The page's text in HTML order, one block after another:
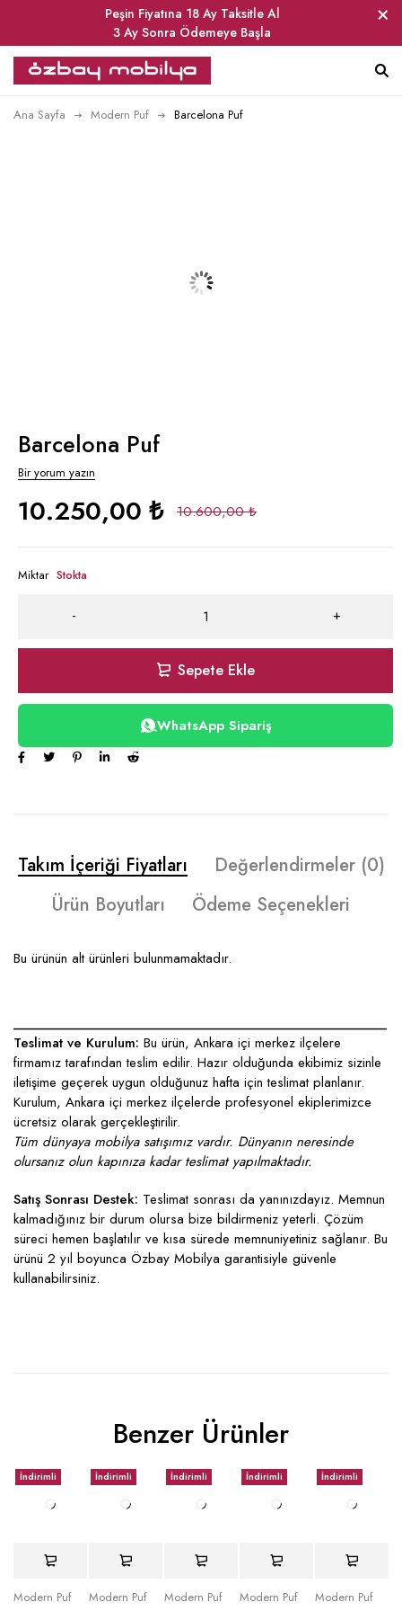
Peşin Fiyatına 18 Ay Taksitle Al
3 Ay Sonra Ödemeye Başla
Ana Sayfa Modern Puf Barcelona Puf
Barcelona Puf
Bir yorum yazın
10.600,00₺
10.250,00 ₺
Miktar Stokta
Sepete Ekle
WhatsApp Sipariş
Takım İçeriği Fiyatları
Değerlendirmeler (0)
Ürün Boyutları
Ödeme Seçenekleri
Bu ürünün alt ürünleri bulunmamaktadır.
____________________________________________________
Teslimat ve Kurulum: Bu ürün, Ankara içi merkez ilçelere
firmamız tarafından teslim edilir. Hazır olduğunda ekibimiz sizinle
iletişime geçerek uygun olduğunuz hafta için teslimat planlanır.
Kurulum, Ankara içi merkez ilçelerde profesyonel ekiplerimizce
ücretsiz olarak gerçekleştirilir.
Tüm dünyaya mobilya satışımız vardır. Dünyanın neresinde
olursanız olun kapınıza kadar teslimat yapılmaktadır.
Satış Sonrası Destek: Teslimat sonrası da yanınızdayız. Memnun
kalmadığınız bir durum olursa bize bildirmeniz yeterli. Çözüm
süreci hemen başlatılır ve kısa sürede memnuniyetiniz sağlanır. Bu
ürünü 2 yıl boyunca Özbay Mobilya garantisiyle güvenle
kullanabilirsiniz.
Benzer Ürünler
İndirimli
Modern Puf
İndirimli
Modern Puf
İndirimli
Modern Puf
İndirimli
Modern Puf
İndirimli
Modern Puf